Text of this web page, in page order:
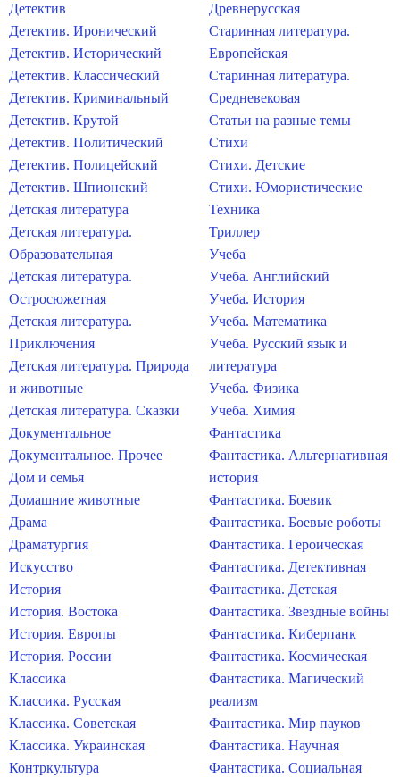
Детектив
Детектив. Иронический
Детектив. Исторический
Детектив. Классический
Детектив. Криминальный
Детектив. Крутой
Детектив. Политический
Детектив. Полицейский
Детектив. Шпионский
Детская литература
Детская литература.
Образовательная
Детская литература.
Остросюжетная
Детская литература.
Приключения
Детская литература. Природа
и животные
Детская литература. Сказки
Документальное
Документальное. Прочее
Дом и семья
Домашние животные
Драма
Драматургия
Искусство
История
История. Востока
История. Европы
История. России
Классика
Классика. Русская
Классика. Советская
Классика. Украинская
Контркультура
Древнерусская
Старинная литература.
Европейская
Старинная литература.
Средневековая
Статьи на разные темы
Стихи
Стихи. Детские
Стихи. Юмористические
Техника
Триллер
Учеба
Учеба. Английский
Учеба. История
Учеба. Математика
Учеба. Русский язык и
литература
Учеба. Физика
Учеба. Химия
Фантастика
Фантастика. Альтернативная
история
Фантастика. Боевик
Фантастика. Боевые роботы
Фантастика. Героическая
Фантастика. Детективная
Фантастика. Детская
Фантастика. Звездные войны
Фантастика. Киберпанк
Фантастика. Космическая
Фантастика. Магический
реализм
Фантастика. Мир пауков
Фантастика. Научная
Фантастика. Социальная